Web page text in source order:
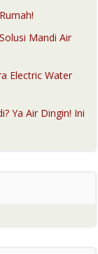
Mandi Air
Electric Water
Ya Air Dingin! Ini